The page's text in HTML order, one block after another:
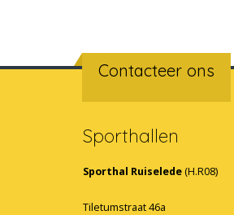
Contacteer ons
Sporthallen
Sporthal Ruiselede(H.R08)
Tiletumstraat 46a